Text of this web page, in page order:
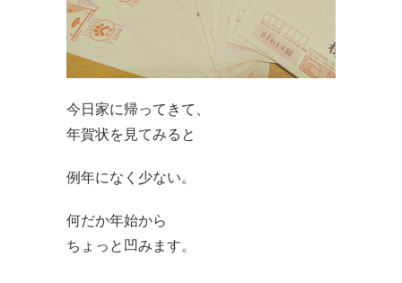
今日家に帰ってきて、
年賀状を見てみると
例年になく少ない。
何だか年始から
ちょっと凹みます。